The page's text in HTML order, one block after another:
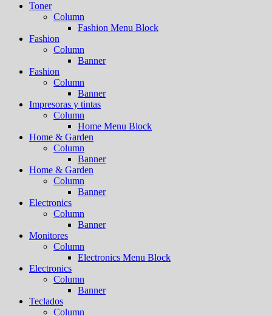
Toner
Column
Fashion Menu Block
Fashion
Column
Banner
Fashion
Column
Banner
Impresoras y tintas
Column
Home Menu Block
Home & Garden
Column
Banner
Home & Garden
Column
Banner
Electronics
Column
Banner
Monitores
Column
Electronics Menu Block
Electronics
Column
Banner
Teclados
Column